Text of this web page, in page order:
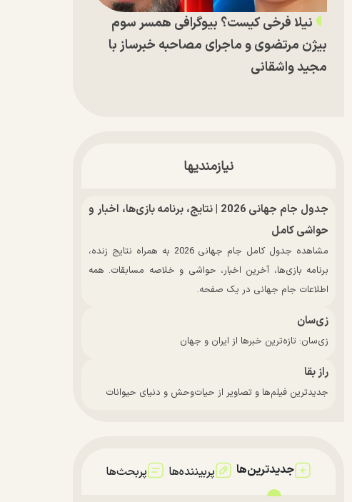
نیلا فرخی کیست؟ بیوگرافی همسر سوم
بیژن مرتضوی و ماجرای مصاحبه خبرساز با
مجید واشقانی
نیازمندیها
جدول جام جهانی 2026 | نتایج، برنامه بازی‌ها، اخبار و
حواشی کامل
مشاهده جدول کامل جام جهانی 2026 به همراه نتایج زنده،
برنامه بازی‌ها، آخرین اخبار، حواشی و خلاصه مسابقات. همه
اطلاعات جام جهانی در یک صفحه.
زی‌سان
زی‌سان: تازه‌ترین خبرها از ایران و جهان
راز بقا
جدیدترین فیلم‌ها و تصاویر از حیات‌وحش و دنیای حیوانات
جدیدترین‌ها پربیننده‌ها پربحث‌ها